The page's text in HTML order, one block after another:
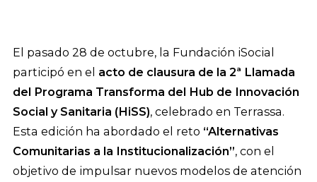
El pasado 28 de octubre, la Fundación iSocial
participó en el acto de clausura de la 2ª Llamada
del Programa Transforma del Hub de Innovación
Social y Sanitaria (HiSS), celebrado en Terrassa.
Esta edición ha abordado el reto “Alternativas
Comunitarias a la Institucionalización”, con el
objetivo de impulsar nuevos modelos de atención